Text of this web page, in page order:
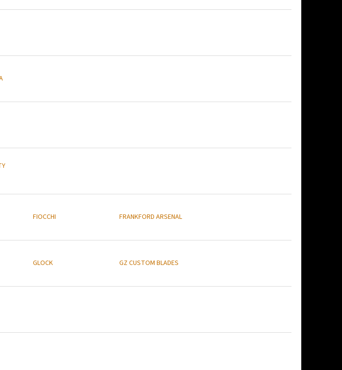
FIOCCHI FRANKFORD ARSENAL
GLOCK GZ CUSTOM BLADES